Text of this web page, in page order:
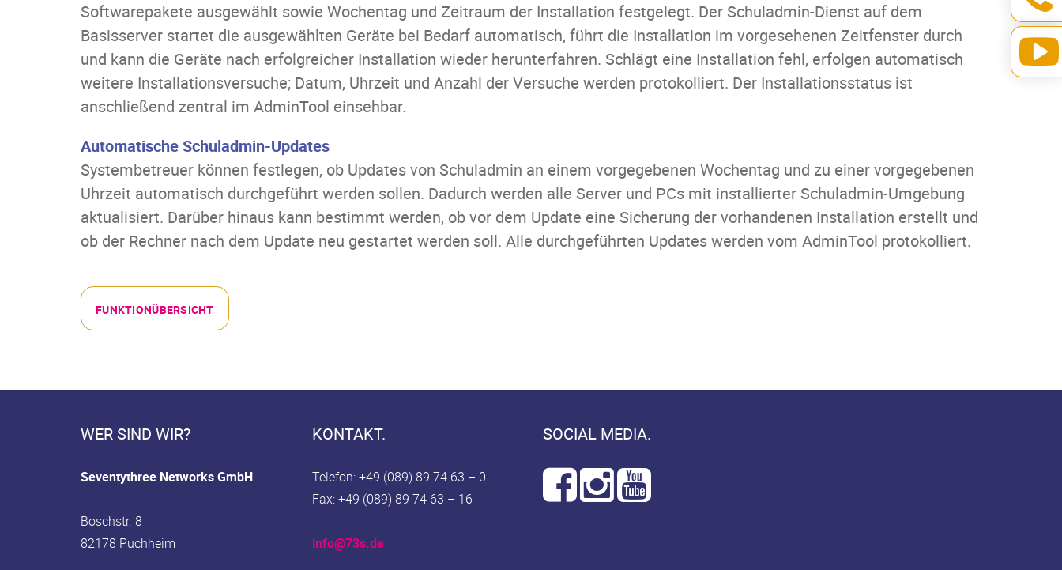
Softwarepakete ausgewählt sowie Wochentag und Zeitraum der Installation festgelegt. Der Schuladmin-Dienst auf dem
Basisserver startet die ausgewählten Geräte bei Bedarf automatisch, führt die Installation im vorgesehenen Zeitfenster durch
und kann die Geräte nach erfolgreicher Installation wieder herunterfahren. Schlägt eine Installation fehl, erfolgen automatisch
weitere Installationsversuche; Datum, Uhrzeit und Anzahl der Versuche werden protokolliert. Der Installationsstatus ist
anschließend zentral im AdminTool einsehbar.
Automatische Schuladmin-Updates
Systembetreuer können festlegen, ob Updates von Schuladmin an einem vorgegebenen Wochentag und zu einer vorgegebenen
Uhrzeit automatisch durchgeführt werden sollen. Dadurch werden alle Server und PCs mit installierter Schuladmin-Umgebung
aktualisiert. Darüber hinaus kann bestimmt werden, ob vor dem Update eine Sicherung der vorhandenen Installation erstellt und
ob der Rechner nach dem Update neu gestartet werden soll. Alle durchgeführten Updates werden vom AdminTool protokolliert.
FUNKTIONÜBERSICHT
WER SIND WIR?
Seventythree Networks GmbH
Boschstr. 8
82178 Puchheim
KONTAKT.
Telefon: +49 (089) 89 74 63 – 0
Fax: +49 (089) 89 74 63 – 16
info@73s.de
SOCIAL MEDIA.